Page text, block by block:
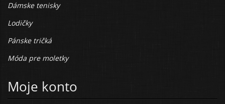
Dámske tenisky
Lodičky
Pánske tričká
Móda pre moletky
Moje konto